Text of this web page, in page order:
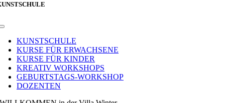
Toggle
NavigationKUNSTSCHULE
KURSE FÜR ERWACHSENE
KURSE FÜR KINDER
KREATIV WORKSHOPS
GEBURTSTAGS-WORKSHOP
DOZENTEN